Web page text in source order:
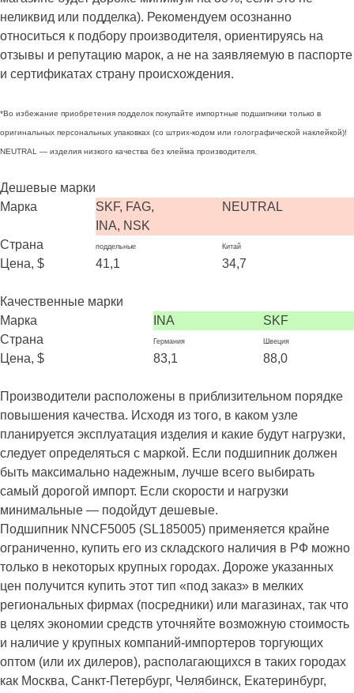
неликвид или подделка). Рекомендуем осознанно
относиться к подбору производителя, ориентируясь на
отзывы и репутацию марок, а не на заявляемую в паспорте
и сертификатах страну происхождения.
*Во избежание приобретения подделок покупайте импортные подшипники только в
оригинальных персональных упаковках (со штрих-кодом или голографической наклейкой)!
NEUTRAL — изделия низкого качества без клейма производителя.
Дешевые марки
Марка
SKF, FAG,
INA, NSK
NEUTRAL
Страна поддельные Китай
Цена, $ 41,1 34,7
Качественные марки
Марка
INA
SKF
Страна
Германия Швеция
Цена, $ 83,1 88,0
Производители расположены в приблизительном порядке
повышения качества. Исходя из того, в каком узле
планируется эксплуатация изделия и какие будут нагрузки,
следует определяться с маркой. Если подшипник должен
быть максимально надежным, лучше всего выбирать
самый дорогой импорт. Если скорости и нагрузки
минимальные — подойдут дешевые.
Подшипник NNCF5005 (SL185005) применяется крайне
ограниченно, купить его из складского наличия в РФ можно
только в некоторых крупных городах. Дороже указанных
цен получится купить этот тип «под заказ» в мелких
региональных фирмах (посредники) или магазинах, так что
в целях экономии средств уточняйте возможную стоимость
и наличие у крупных компаний-импортеров торгующих
оптом (или их дилеров), располагающихся в таких городах
как Москва, Санкт-Петербург, Челябинск, Екатеринбург,